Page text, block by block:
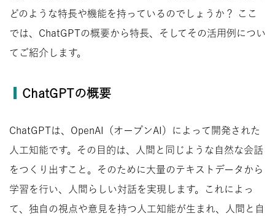
どのような特長や機能を持っているのでしょうか？ ここ
では、ChatGPTの概要から特長、そしてその活用例につい
てご紹介します。
ChatGPTの概要
ChatGPTは、OpenAI（オープンAI）によって開発された
人工知能です。その目的は、人間と同じような自然な会話
をつくり出すこと。そのために大量のテキストデータから
学習を行い、人間らしい対話を実現します。これによっ
て、独自の視点や意見を持つ人工知能が生まれ、人間と自